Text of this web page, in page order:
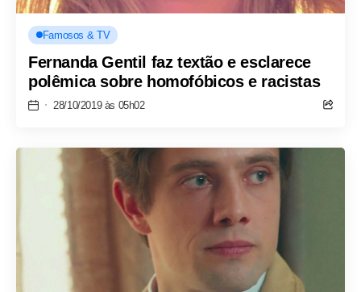
Famosos & TV
Fernanda Gentil faz textão e esclarece
polêmica sobre homofóbicos e racistas
28/10/2019 às 05h02